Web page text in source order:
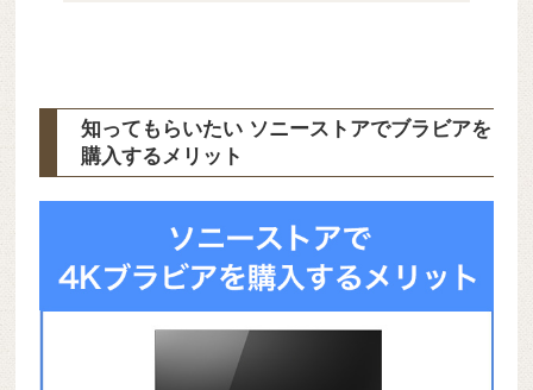
知ってもらいたい ソニーストアでブラビアを
購入するメリット